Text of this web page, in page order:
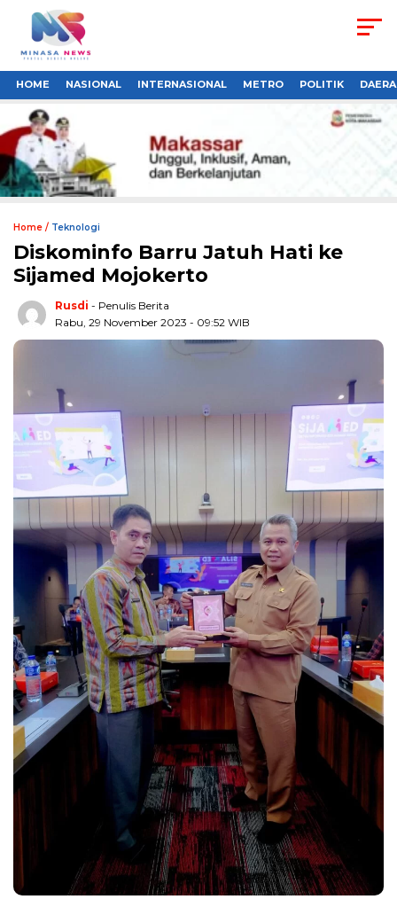
HOME NASIONAL INTERNASIONAL METRO POLITIK
Home / Teknologi
Diskominfo Barru Jatuh Hati ke
Sijamed Mojokerto
Rusdi - Penulis Berita
Rabu, 29 November 2023 - 09:52 WIB